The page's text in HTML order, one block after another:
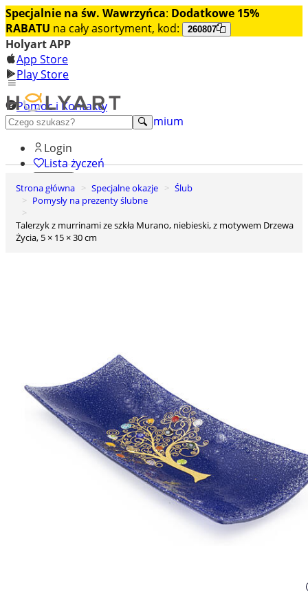
Specjalnie na św. Wawrzyńca: Dodatkowe 15%
RABATU na cały asortyment, kod: 260807
Holyart APP
App Store
Play Store
Pomoc i Kontakty
+48 222 922 860
Odkryj premium
Login
Lista życzeń
0
Koszyk
Strona główna Specjalne okazje
Ślub
Pomysły na prezenty ślubne
Talerzyk z murrinami ze szkła Murano, niebieski, z motywem Drzewa
Życia, 5 × 15 × 30 cm